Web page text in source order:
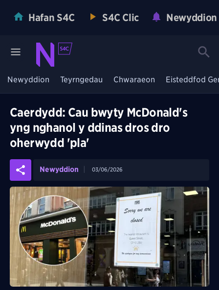
Hafan S4C S4C Clic Newyddion
Newyddion Teyrngedau Chwaraeon Eisteddfod
Caerdydd: Cau bwyty McDonald's
yng nghanol y ddinas dros dro
oherwydd 'pla'
Newyddion 03/06/2026